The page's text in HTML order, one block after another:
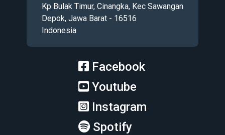
Kp Bulak Timur, Cinangka, Kec Sawangan
Depok, Jawa Barat - 16516
Indonesia
Facebook
Youtube
Instagram
Spotify